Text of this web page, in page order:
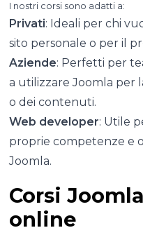
I nostri corsi sono adatti a:
Privati: Ideali per chi
sito personale o per il
Aziende: Perfetti per
a utilizzare Joomla per
o dei contenuti.
Web developer: Utile
proprie competenze e
Joomla.
Corsi
online